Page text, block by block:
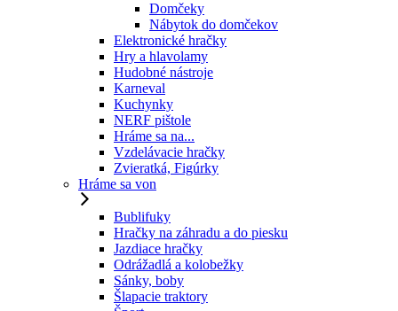
Domčeky
Nábytok do domčekov
Elektronické hračky
Hry a hlavolamy
Hudobné nástroje
Karneval
Kuchynky
NERF pištole
Hráme sa na...
Vzdelávacie hračky
Zvieratká, Figúrky
Hráme sa von
Bublifuky
Hračky na záhradu a do piesku
Jazdiace hračky
Odrážadlá a kolobežky
Sánky, boby
Šlapacie traktory